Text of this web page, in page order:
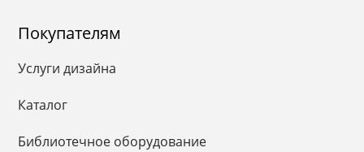
Покупателям
Услуги дизайна
Каталог
Библиотечное оборудование